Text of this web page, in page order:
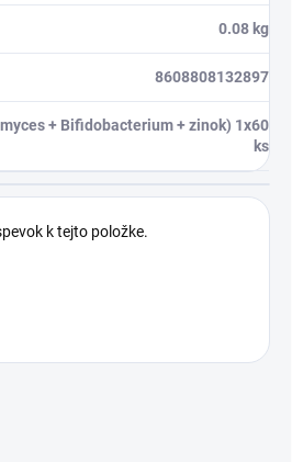
0.08 kg
8608808132897
+ Bifidobacterium + zinok) 1x60
ks
k tejto položke.